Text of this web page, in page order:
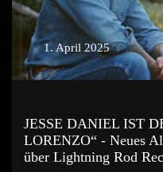
1. April 2025
JESSE DANIEL IST
LORENZO“ - Neues
über Lightning Rod